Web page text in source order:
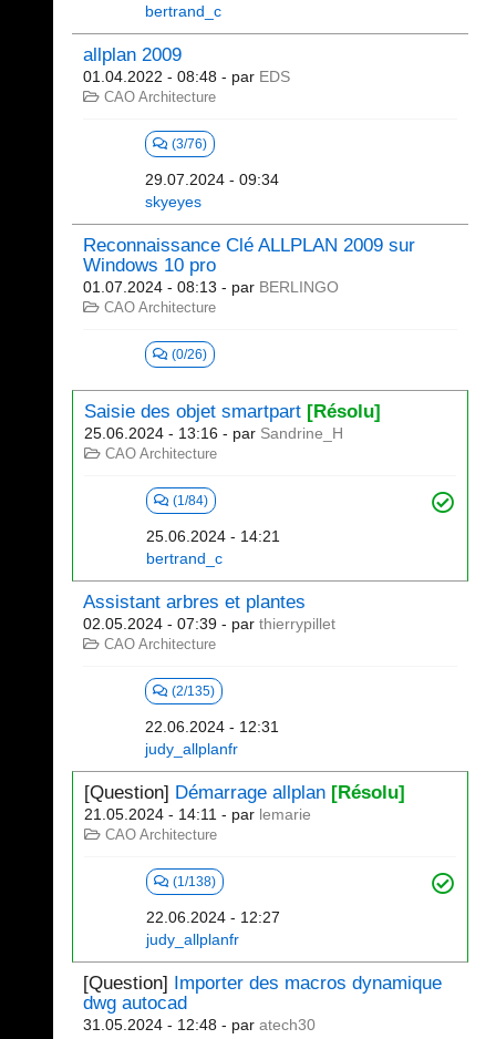
bertrand_c
allplan 2009
01.04.2022 - 08:48 - par EDS
CAO Architecture
(3/76)
29.07.2024 - 09:34
skyeyes
Reconnaissance Clé ALLPLAN 2009 sur
Windows 10 pro
01.07.2024 - 08:13 - par BERLINGO
CAO Architecture
(0/26)
Saisie des objet smartpart [Résolu]
25.06.2024 - 13:16 - par Sandrine_H
CAO Architecture
(1/84)
25.06.2024 - 14:21
bertrand_c
Assistant arbres et plantes
02.05.2024 - 07:39 - par thierrypillet
CAO Architecture
(2/135)
22.06.2024 - 12:31
judy_allplanfr
[Question] Démarrage allplan [Résolu]
21.05.2024 - 14:11 - par lemarie
CAO Architecture
(1/138)
22.06.2024 - 12:27
judy_allplanfr
[Question] Importer des macros dynamique
dwg autocad
31.05.2024 - 12:48 - par atech30